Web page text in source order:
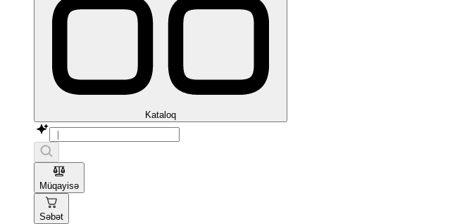
Kataloq
Müqayisə
Səbət